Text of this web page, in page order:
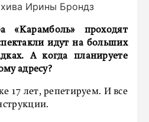
Ирины Брондз
«Карамболь» проходят
идут на больших
А когда планируете
адресу?
17 лет, репетируем. И все